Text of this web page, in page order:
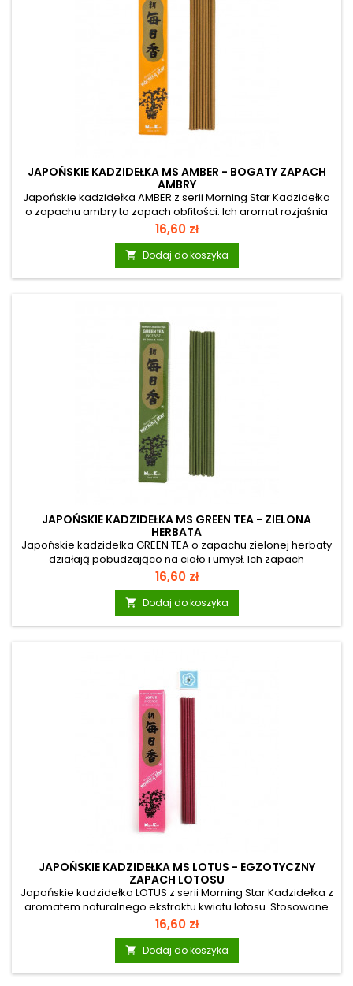
JAPOŃSKIE KADZIDEŁKA MS AMBER - BOGATY ZAPACH
AMBRY
Japońskie kadzidełka AMBER z serii Morning Star Kadzidełka
o zapachu ambry to zapach obfitości. Ich aromat rozjaśnia
umysł, przynosi radość i pobudza energię. Woń
rozgrzewająca atmosferę, ciepła i orientalna. Skuteczne
panaceum na pochmurne chłodne dni. Morning Star: To seria
japońskich kadzidełek osiemnastu szlachetnych zapachów
najwyższej jakości. Różnorodne zapachy mogą znaleźć wiele
Cena
16,60 zł
 Dodaj do koszyka
JAPOŃSKIE KADZIDEŁKA MS GREEN TEA - ZIELONA
HERBATA
Japońskie kadzidełka GREEN TEA o zapachu zielonej herbaty
działają pobudzająco na ciało i umysł. Ich zapach
wspomaga procesy myślenia, rozjaśnia atmosferę
pomieszczenia i wnosi do niego nową świeżość. Jest to
aromat delikatny i naturalny. Skutecznie niweluje inne
domowe zapachy. Morning Star: To seria japońskich
kadzidełek osiemnastu szlachetnych zapachów najwyższej
Cena
16,60 zł
 Dodaj do koszyka
JAPOŃSKIE KADZIDEŁKA MS LOTUS - EGZOTYCZNY
ZAPACH LOTOSU
Japońskie kadzidełka LOTUS z serii Morning Star Kadzidełka z
aromatem naturalnego ekstraktu kwiatu lotosu. Stosowane
jako pomoc w medytacji mogą również służyć do
codziennego użytku. Przywołują wewnętrzną równowagę,
sprzyjają koncentracji. Przynoszą powiew świeżości. Morning
Star: To seria japońskich kadzidełek osiemnastu
szlachetnych zapachów najwyższej jakości. Różnorodne
Cena
16,60 zł
 Dodaj do koszyka